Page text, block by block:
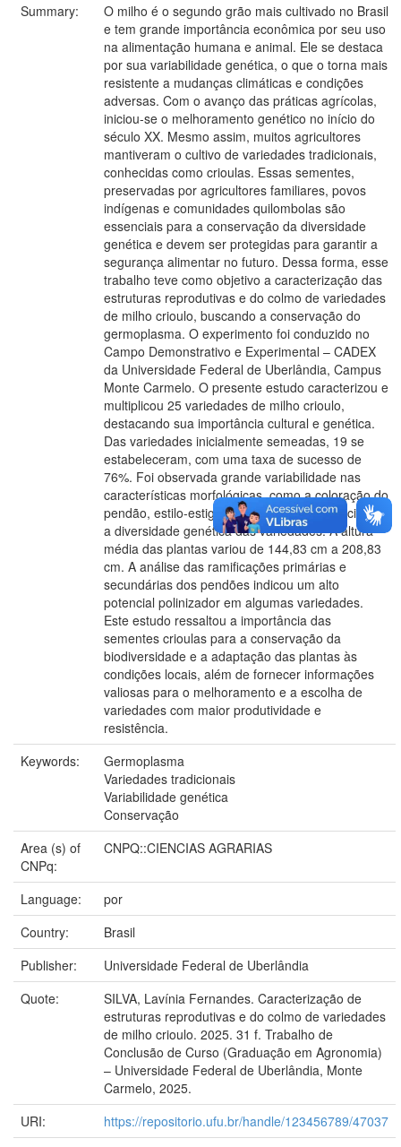
Summary:
O milho é o segundo grão mais cultivado no Brasil
e tem grande importância econômica por seu uso
na alimentação humana e animal. Ele se destaca
por sua variabilidade genética, o que o torna mais
resistente a mudanças climáticas e condições
adversas. Com o avanço das práticas agrícolas,
iniciou-se o melhoramento genético no início do
século XX. Mesmo assim, muitos agricultores
mantiveram o cultivo de variedades tradicionais,
conhecidas como crioulas. Essas sementes,
preservadas por agricultores familiares, povos
indígenas e comunidades quilombolas são
essenciais para a conservação da diversidade
genética e devem ser protegidas para garantir a
segurança alimentar no futuro. Dessa forma, esse
trabalho teve como objetivo a caracterização das
estruturas reprodutivas e do colmo de variedades
de milho crioulo, buscando a conservação do
germoplasma. O experimento foi conduzido no
Campo Demonstrativo e Experimental – CADEX
da Universidade Federal de Uberlândia, Campus
Monte Carmelo. O presente estudo caracterizou e
multiplicou 25 variedades de milho crioulo,
destacando sua importância cultural e genética.
Das variedades inicialmente semeadas, 19 se
estabeleceram, com uma taxa de sucesso de
76%. Foi observada grande variabilidade nas
características morfológicas, como a coloração do
pendão, estilo-estigmas e brácteas, evidenciando
a diversidade genética das variedades. A altura
média das plantas variou de 144,83 cm a 208,83
cm. A análise das ramificações primárias e
secundárias dos pendões indicou um alto
potencial polinizador em algumas variedades.
Este estudo ressaltou a importância das
sementes crioulas para a conservação da
biodiversidade e a adaptação das plantas às
condições locais, além de fornecer informações
valiosas para o melhoramento e a escolha de
variedades com maior produtividade e
resistência.
Keywords:
Germoplasma
Variedades tradicionais
Variabilidade genética
Conservação
Area (s) of
CNPq:
CNPQ::CIENCIAS AGRARIAS
Language:
por
Country:
Brasil
Publisher:
Universidade Federal de Uberlândia
Quote:
SILVA, Lavínia Fernandes. Caracterização de
estruturas reprodutivas e do colmo de variedades
de milho crioulo. 2025. 31 f. Trabalho de
Conclusão de Curso (Graduação em Agronomia)
– Universidade Federal de Uberlândia, Monte
Carmelo, 2025.
URI:
https://repositorio.ufu.br/handle/123456789/47037